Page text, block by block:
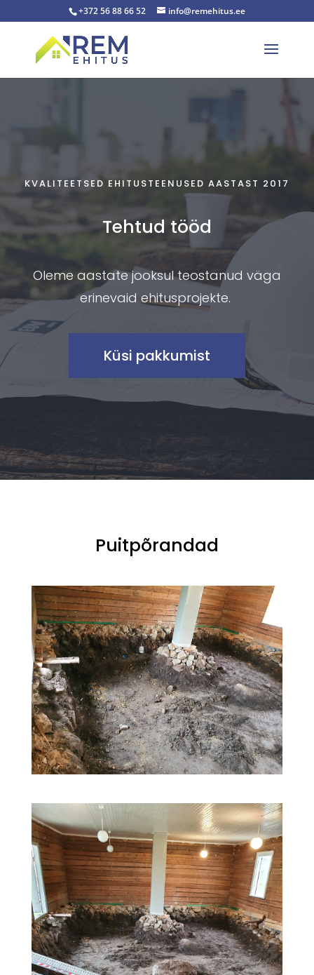
+372 56 88 66 52 info@remehitus.ee
KVALITEETSED EHITUSTEENUSED AASTAST 2017
Tehtud tööd
Oleme aastate jooksul teostanud väga
erinevaid ehitusprojekte.
Küsi pakkumist
Puitpõrandad